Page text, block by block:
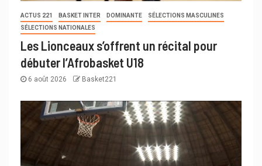
ACTUS 221 BASKET INTER DOMINANTE
SÉLECTIONS MASCULINES
SÉLECTIONS NATIONALES
Les Lionceaux s’offrent un récital pour
débuter l’Afrobasket U18
6 août 2026 Basket221